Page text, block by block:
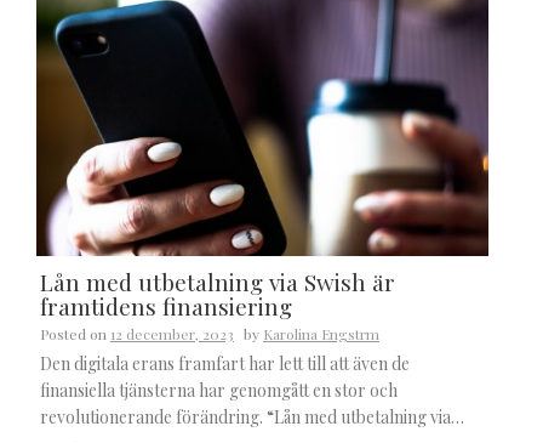
Lån med utbetalning via Swish är
framtidens finansiering
Posted on 12 december, 2023 by Karolina Engstrm
Den digitala erans framfart har lett till att även de
finansiella tjänsterna har genomgått en stor och
revolutionerande förändring. “Lån med utbetalning via…